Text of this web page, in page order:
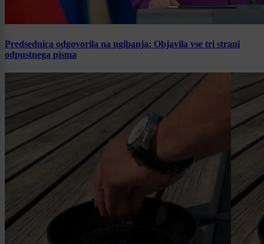
Predsednica odgovorila na ugibanja: Objavila vse tri strani
odpustnega pisma